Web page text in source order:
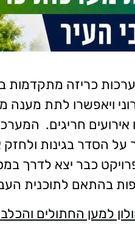
כריזה מתקדמות
ויאפשרו לתת
חריגים.
על הסדר בגינות
כבר יצא לדרך
בהתאם לתוכנית
למען החתולים